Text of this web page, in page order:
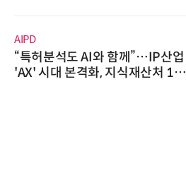
AIPD
“특허분석도 AI와 함께”…IP산업
'AX' 시대 본격화, 지식재산처 1호